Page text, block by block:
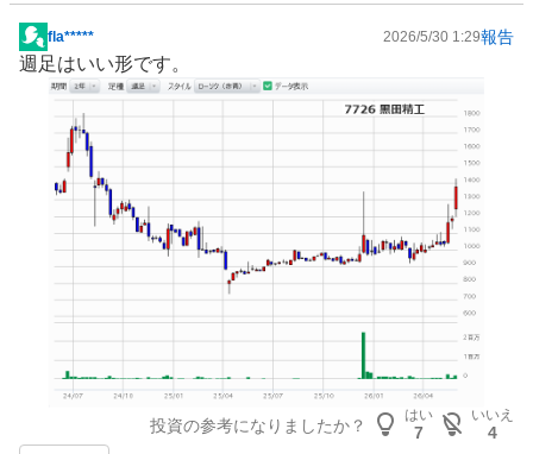
掲
示
fla***** 2026/5/30 1:29報告
週足はいい形です。
投資の参考になりましたか？
はい
7
いいえ
4